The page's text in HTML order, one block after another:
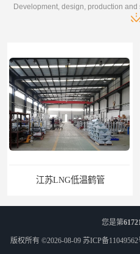
低温鹤管
您是第
版权所有 ©2026-08-09 苏ICP备11049562